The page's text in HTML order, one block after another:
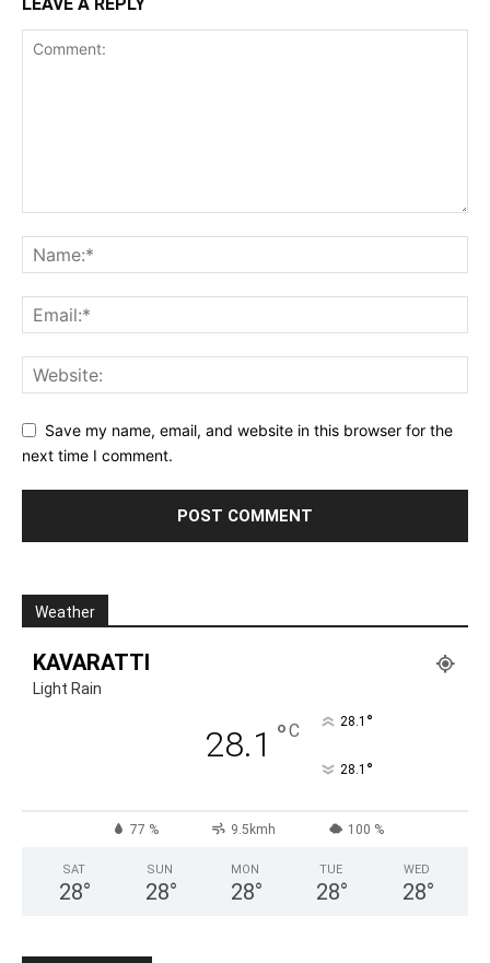
LEAVE A REPLY
Save my name, email, and website in this browser for the
next time I comment.
Weather
KAVARATTI
Light Rain
28.1 °C 28.1 °
28.1 °
77 % 9.5kmh 100 %
SAT
28°
SUN
28°
MON
28°
TUE
28°
WED
28°